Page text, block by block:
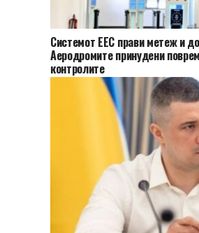
Системот ЕЕС прави метеж и
Аеродромите принудени
контролите